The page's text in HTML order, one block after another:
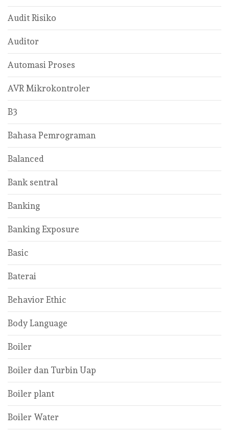
Audit Risiko
Auditor
Automasi Proses
AVR Mikrokontroler
B3
Bahasa Pemrograman
Balanced
Bank sentral
Banking
Banking Exposure
Basic
Baterai
Behavior Ethic
Body Language
Boiler
Boiler dan Turbin Uap
Boiler plant
Boiler Water